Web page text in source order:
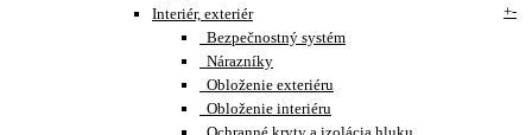
Interiér, exteriér
+-
Bezpečnostný systém
Nárazníky
Obloženie exteriéru
Obloženie interiéru